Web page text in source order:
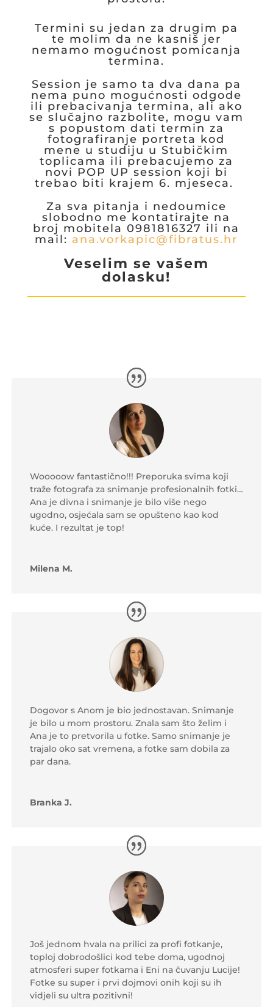
Termini su jedan za drugim pa
te molim da ne kasniš jer
nemamo mogućnost pomicanja
termina.
Session je samo ta dva dana pa
nema puno mogućnosti odgode
ili prebacivanja termina, ali ako
se slučajno razbolite, mogu vam
s popustom dati termin za
fotografiranje portreta kod
mene u studiju u Stubičkim
toplicama ili prebacujemo za
novi POP UP session koji bi
trebao biti krajem 6. mjeseca.
Za sva pitanja i nedoumice
slobodno me kontatirajte na
broj mobitela 0981816327 ili na
mail: ana.vorkapic@fibratus.hr
Veselim se vašem
dolasku!
Wooooow fantastično!!! Preporuka svima koji
traže fotografa za snimanje profesionalnih fotki…
Ana je divna i snimanje je bilo više nego
ugodno, osjećala sam se opušteno kao kod
kuće. I rezultat je top!
Milena M.
Dogovor s Anom je bio jednostavan. Snimanje
je bilo u mom prostoru. Znala sam što želim i
Ana je to pretvorila u fotke. Samo snimanje je
trajalo oko sat vremena, a fotke sam dobila za
par dana.
Branka J.
Još jednom hvala na prilici za profi fotkanje,
toploj dobrodošlici kod tebe doma, ugodnoj
atmosferi super fotkama i Eni na čuvanju Lucije!
Fotke su super i prvi dojmovi onih koji su ih
vidjeli su ultra pozitivni!